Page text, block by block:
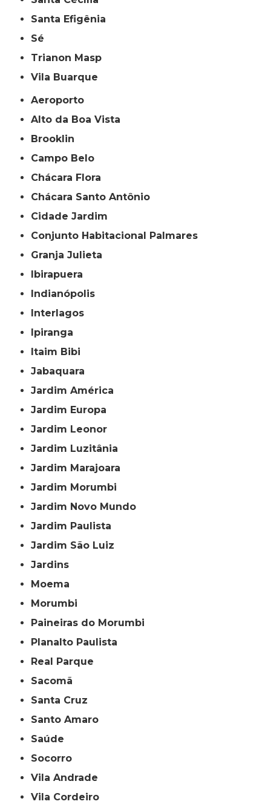
Santa Efigênia
Sé
Trianon Masp
Vila Buarque
Aeroporto
Alto da Boa Vista
Brooklin
Campo Belo
Chácara Flora
Chácara Santo Antônio
Cidade Jardim
Conjunto Habitacional Palmares
Granja Julieta
Ibirapuera
Indianópolis
Interlagos
Ipiranga
Itaim Bibi
Jabaquara
Jardim América
Jardim Europa
Jardim Leonor
Jardim Luzitânia
Jardim Marajoara
Jardim Morumbi
Jardim Novo Mundo
Jardim Paulista
Jardim São Luiz
Jardins
Moema
Morumbi
Paineiras do Morumbi
Planalto Paulista
Real Parque
Sacomã
Santa Cruz
Santo Amaro
Saúde
Socorro
Vila Andrade
Vila Cordeiro